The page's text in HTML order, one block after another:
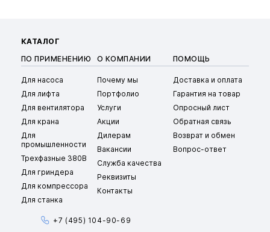
КАТАЛОГ
ПО ПРИМЕНЕНИЮ
Для насоса
Для лифта
Для вентилятора
Для крана
Для
промышленности
Трехфазные 380В
Для гриндера
Для компрессора
Для станка
О КОМПАНИИ
Почему мы
Портфолио
Услуги
Акции
Дилерам
Вакансии
Служба качества
Реквизиты
Контакты
ПОМОЩЬ
Доставка и оплата
Гарантия на товар
Опросный лист
Обратная связь
Возврат и обмен
Вопрос-ответ
+7 (495) 104-90-69